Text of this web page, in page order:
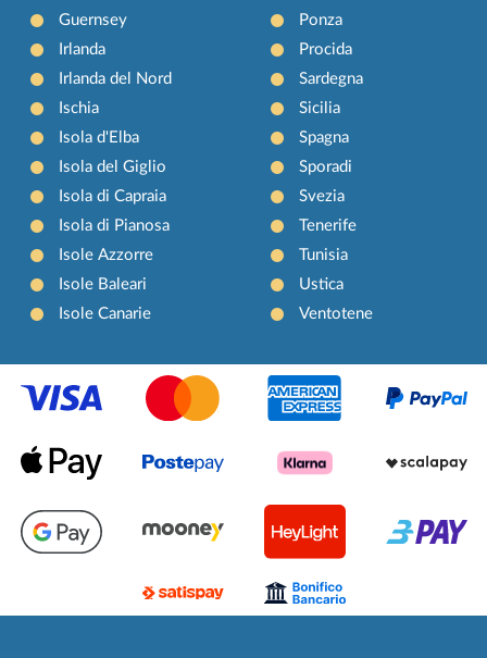
Guernsey
Irlanda
Irlanda del Nord
Ischia
Isola d'Elba
Isola del Giglio
Isola di Capraia
Isola di Pianosa
Isole Azzorre
Isole Baleari
Isole Canarie
Ponza
Procida
Sardegna
Sicilia
Spagna
Sporadi
Svezia
Tenerife
Tunisia
Ustica
Ventotene